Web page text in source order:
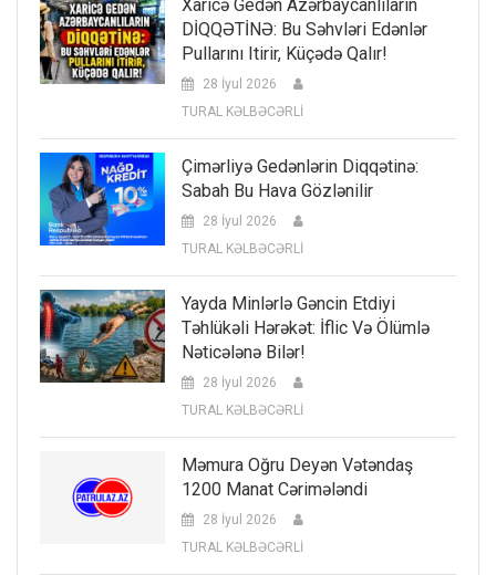
Xaricə Gedən Azərbaycanlıların
DİQQƏTİNƏ: Bu Səhvləri Edənlər
Pullarını Itirir, Küçədə Qalır!
28 İyul 2026
TURAL KƏLBƏCƏRLİ
Çimərliyə Gedənlərin Diqqətinə:
Sabah Bu Hava Gözlənilir
28 İyul 2026
TURAL KƏLBƏCƏRLİ
Yayda Minlərlə Gəncin Etdiyi
Təhlükəli Hərəkət: İflic Və Ölümlə
Nəticələnə Bilər!
28 İyul 2026
TURAL KƏLBƏCƏRLİ
Məmura Oğru Deyən Vətəndaş
1200 Manat Cərimələndi
28 İyul 2026
TURAL KƏLBƏCƏRLİ